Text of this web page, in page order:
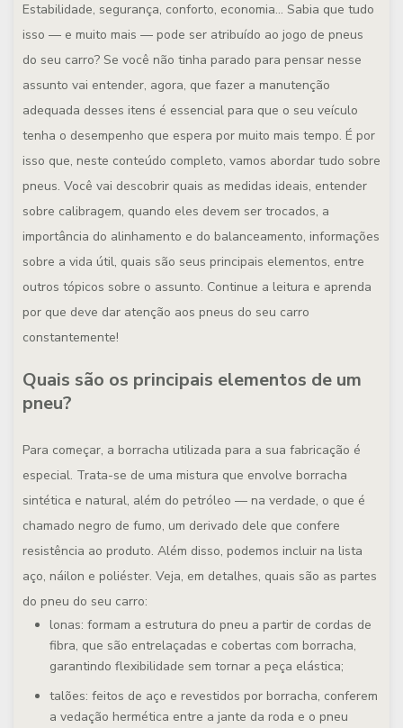
Estabilidade, segurança, conforto, economia... Sabia que tudo
isso — e muito mais — pode ser atribuído ao jogo de pneus
do seu carro? Se você não tinha parado para pensar nesse
assunto vai entender, agora, que fazer a manutenção
adequada desses itens é essencial para que o seu veículo
tenha o desempenho que espera por muito mais tempo. É por
isso que, neste conteúdo completo, vamos abordar tudo sobre
pneus. Você vai descobrir quais as medidas ideais, entender
sobre calibragem, quando eles devem ser trocados, a
importância do alinhamento e do balanceamento, informações
sobre a vida útil, quais são seus principais elementos, entre
outros tópicos sobre o assunto. Continue a leitura e aprenda
por que deve dar atenção aos pneus do seu carro
constantemente!
Quais são os principais elementos de um
pneu?
Para começar, a borracha utilizada para a sua fabricação é
especial. Trata-se de uma mistura que envolve borracha
sintética e natural, além do petróleo — na verdade, o que é
chamado negro de fumo, um derivado dele que confere
resistência ao produto. Além disso, podemos incluir na lista
aço, náilon e poliéster. Veja, em detalhes, quais são as partes
do pneu do seu carro:
lonas: formam a estrutura do pneu a partir de cordas de
fibra, que são entrelaçadas e cobertas com borracha,
garantindo flexibilidade sem tornar a peça elástica;
talões: feitos de aço e revestidos por borracha, conferem
a vedação hermética entre a jante da roda e o pneu